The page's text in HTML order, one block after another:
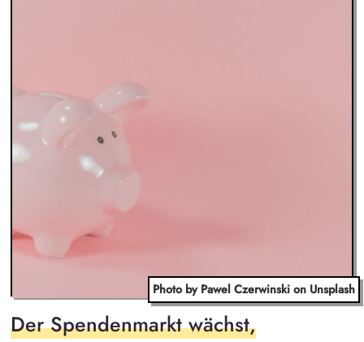
Photo by Pawel Czerwinski on Unsplash
Der Spendenmarkt wächst,